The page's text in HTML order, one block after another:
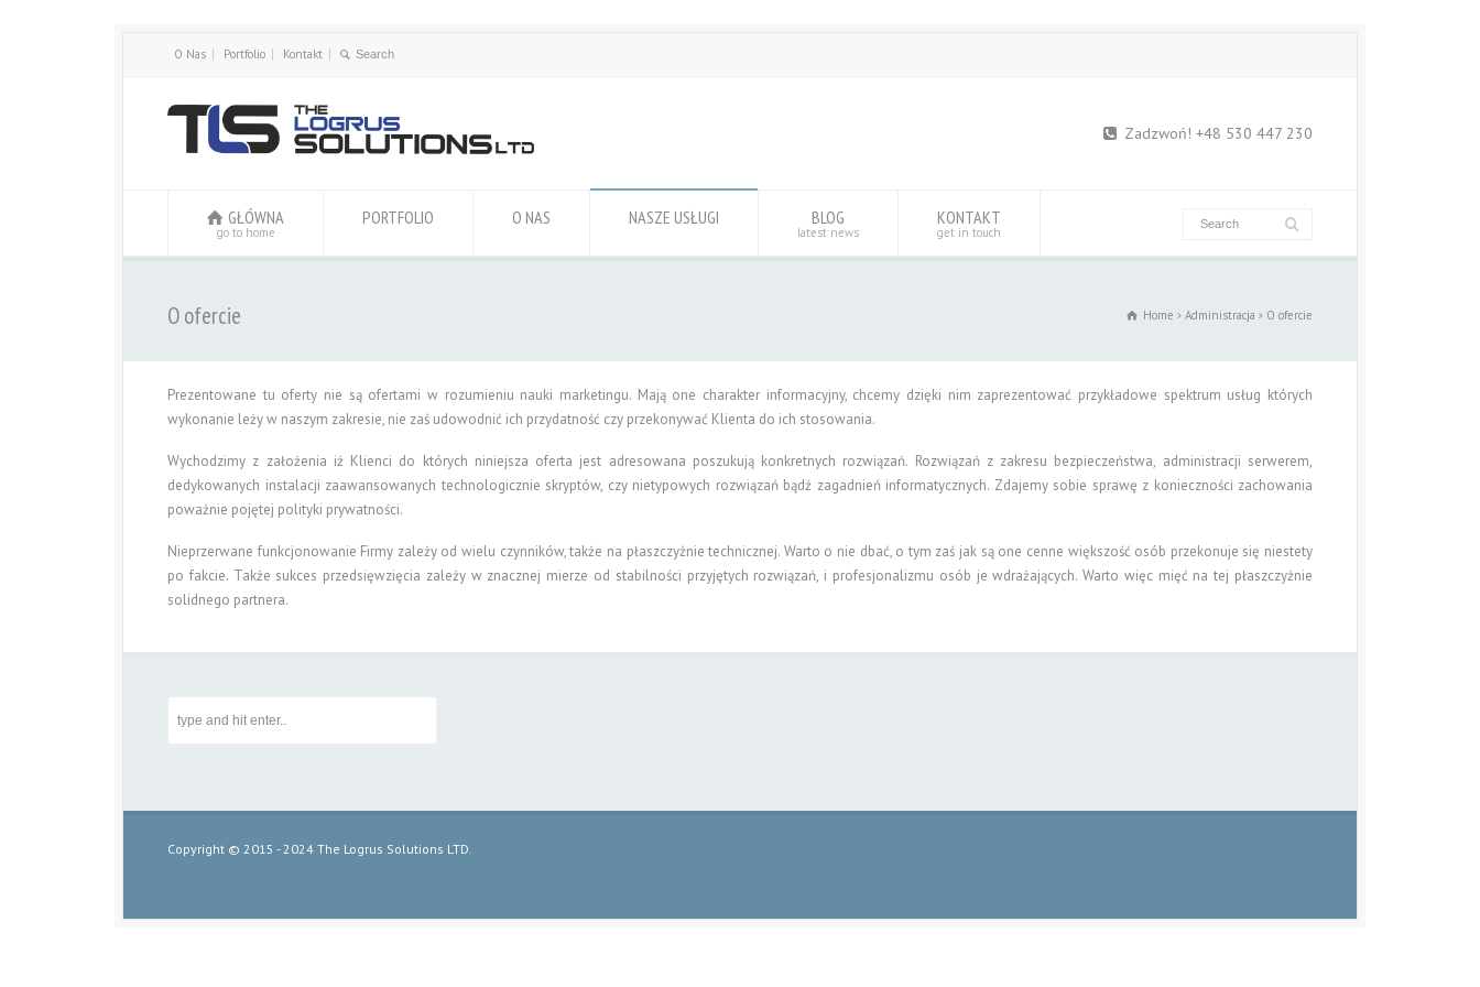
O Nas Portfolio Kontakt
Zadzwoń! +48 530 447 230
GŁÓWNA
go to home
PORTFOLIO O NAS NASZE USŁUGI BLOG
latest news
KONTAKT
get in touch
O ofercie Home Administracja O ofercie
Prezentowane tu oferty nie są ofertami w rozumieniu nauki marketingu. Mają one charakter informacyjny, chcemy dzięki nim zaprezentować przykładowe spektrum usług których
wykonanie leży w naszym zakresie, nie zaś udowodnić ich przydatność czy przekonywać Klienta do ich stosowania.
Wychodzimy z założenia iż Klienci do których niniejsza oferta jest adresowana poszukują konkretnych rozwiązań. Rozwiązań z zakresu bezpieczeństwa, administracji serwerem,
dedykowanych instalacji zaawansowanych technologicznie skryptów, czy nietypowych rozwiązań bądź zagadnień informatycznych. Zdajemy sobie sprawę z konieczności zachowania
poważnie pojętej polityki prywatności.
Nieprzerwane funkcjonowanie Firmy zależy od wielu czynników, także na płaszczyźnie technicznej. Warto o nie dbać, o tym zaś jak są one cenne większość osób przekonuje się niestety
po fakcie. Także sukces przedsięwzięcia zależy w znacznej mierze od stabilności przyjętych rozwiązań, i profesjonalizmu osób je wdrażających. Warto więc mięć na tej płaszczyźnie
solidnego partnera.
Copyright © 2015 - 2024 The Logrus Solutions LTD.